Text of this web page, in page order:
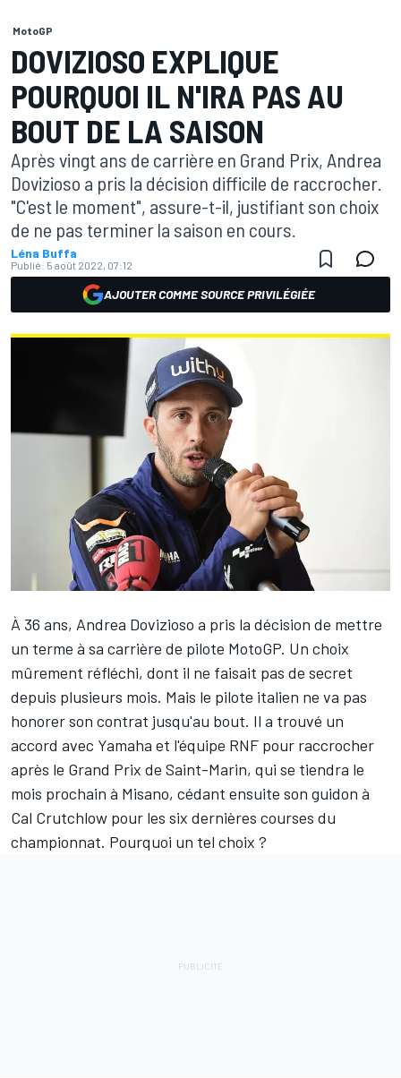
MotoGP
DOVIZIOSO EXPLIQUE
POURQUOI IL N'IRA PAS AU
BOUT DE LA SAISON
Après vingt ans de carrière en Grand Prix, Andrea
Dovizioso a pris la décision difficile de raccrocher.
"C'est le moment", assure-t-il, justifiant son choix
de ne pas terminer la saison en cours.
Léna Buffa
Publié: 5 août 2022, 07:12
AJOUTER COMME SOURCE PRIVILÉGIÉE
À 36 ans, Andrea Dovizioso a pris la décision de mettre
un terme à sa carrière de pilote MotoGP. Un choix
mûrement réfléchi, dont il ne faisait pas de secret
depuis plusieurs mois. Mais le pilote italien ne va pas
honorer son contrat jusqu'au bout. Il a trouvé un
accord avec Yamaha et l'équipe RNF pour raccrocher
après le Grand Prix de Saint-Marin, qui se tiendra le
mois prochain à Misano, cédant ensuite son guidon à
Cal Crutchlow pour les six dernières courses du
championnat. Pourquoi un tel choix ?